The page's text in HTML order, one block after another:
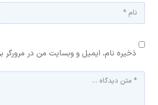
ذخیره نام، ایمیل و وبسایت من در مرورگر